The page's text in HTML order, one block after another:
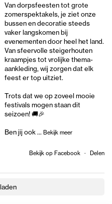
Van dorpsfeesten tot grote
zomerspektakels, je ziet onze
bussen en decoratie steeds
vaker langskomen bij
evenementen door heel het land.
Van sfeervolle steigerhouten
kraampjes tot vrolijke thema-
aankleding, wij zorgen dat elk
feest er top uitziet.
Trots dat we op zoveel mooie
festivals mogen staan dit
seizoen! 🚚🎉
Ben jij ook... Bekijk meer
Bekijk op Facebook · Delen